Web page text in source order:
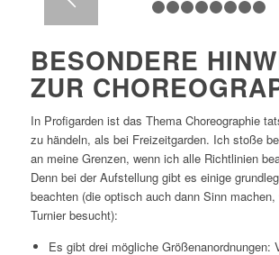
1 2 3
BESONDERE
ZUR
In Profigarden ist das Thema Choreographie
zu händeln, als bei Freizeitgarden. Ich stoße
an meine Grenzen, wenn ich alle Richtlinien
Denn bei der Aufstellung gibt es einige
beachten (die optisch auch dann Sinn
Turnier besucht):
Es gibt drei mögliche Größenanordnungen: